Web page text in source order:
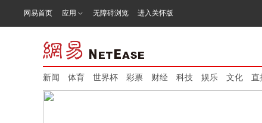
网易首页 应用 无障碍浏览 进入关怀版
新闻 体育 世界杯 彩票 财经 科技 娱乐 文化 直